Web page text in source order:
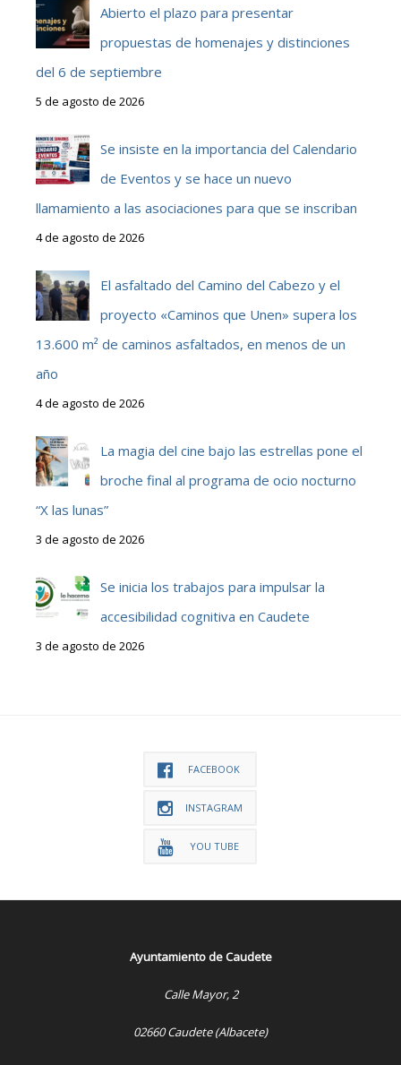
Abierto el plazo para presentar
propuestas de homenajes y distinciones
del 6 de septiembre
5 de agosto de 2026
Se insiste en la importancia del Calendario
de Eventos y se hace un nuevo
llamamiento a las asociaciones para que se inscriban
4 de agosto de 2026
El asfaltado del Camino del Cabezo y el
proyecto «Caminos que Unen» supera los
13.600 m² de caminos asfaltados, en menos de un
año
4 de agosto de 2026
La magia del cine bajo las estrellas pone el
broche final al programa de ocio nocturno
“X las lunas”
3 de agosto de 2026
Se inicia los trabajos para impulsar la
accesibilidad cognitiva en Caudete
3 de agosto de 2026
FACEBOOK
INSTAGRAM
YOU TUBE
Ayuntamiento de Caudete
Calle Mayor, 2
02660 Caudete (Albacete)